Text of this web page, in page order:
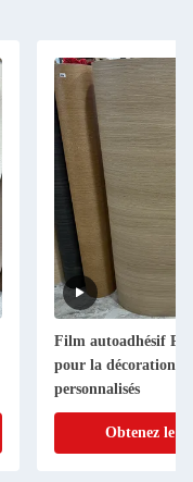
Film autoadhésif
pour la décoration
personnalisés
Obtenez le